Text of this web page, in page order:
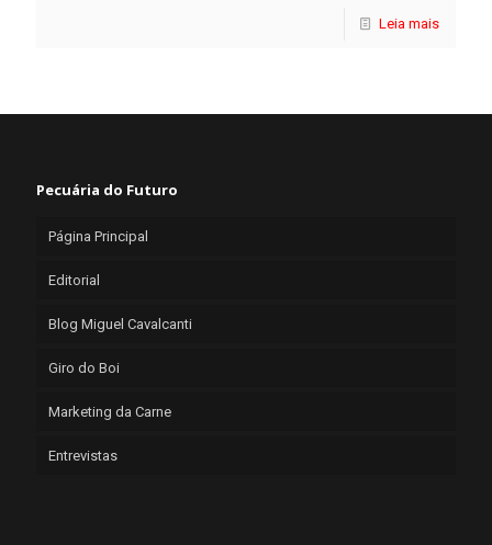
Leia mais
Pecuária do Futuro
Página Principal
Editorial
Blog Miguel Cavalcanti
Giro do Boi
Marketing da Carne
Entrevistas